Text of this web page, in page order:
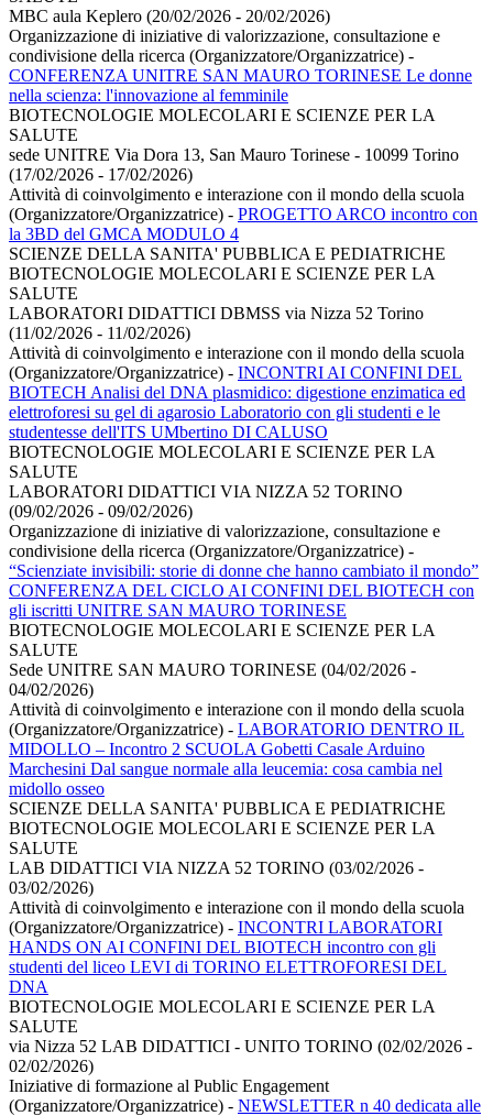
MBC aula Keplero (20/02/2026 - 20/02/2026)
Organizzazione di iniziative di valorizzazione, consultazione e
condivisione della ricerca (Organizzatore/Organizzatrice) -
CONFERENZA UNITRE SAN MAURO TORINESE Le donne
nella scienza: l'innovazione al femminile
BIOTECNOLOGIE MOLECOLARI E SCIENZE PER LA
SALUTE
sede UNITRE Via Dora 13, San Mauro Torinese - 10099 Torino
(17/02/2026 - 17/02/2026)
Attività di coinvolgimento e interazione con il mondo della scuola
(Organizzatore/Organizzatrice) - PROGETTO ARCO incontro con
la 3BD del GMCA MODULO 4
SCIENZE DELLA SANITA' PUBBLICA E PEDIATRICHE
BIOTECNOLOGIE MOLECOLARI E SCIENZE PER LA
SALUTE
LABORATORI DIDATTICI DBMSS via Nizza 52 Torino
(11/02/2026 - 11/02/2026)
Attività di coinvolgimento e interazione con il mondo della scuola
(Organizzatore/Organizzatrice) - INCONTRI AI CONFINI DEL
BIOTECH Analisi del DNA plasmidico: digestione enzimatica ed
elettroforesi su gel di agarosio Laboratorio con gli studenti e le
studentesse dell'ITS UMbertino DI CALUSO
BIOTECNOLOGIE MOLECOLARI E SCIENZE PER LA
SALUTE
LABORATORI DIDATTICI VIA NIZZA 52 TORINO
(09/02/2026 - 09/02/2026)
Organizzazione di iniziative di valorizzazione, consultazione e
condivisione della ricerca (Organizzatore/Organizzatrice) -
“Scienziate invisibili: storie di donne che hanno cambiato il mondo”
CONFERENZA DEL CICLO AI CONFINI DEL BIOTECH con
gli iscritti UNITRE SAN MAURO TORINESE
BIOTECNOLOGIE MOLECOLARI E SCIENZE PER LA
SALUTE
Sede UNITRE SAN MAURO TORINESE (04/02/2026 -
04/02/2026)
Attività di coinvolgimento e interazione con il mondo della scuola
(Organizzatore/Organizzatrice) - LABORATORIO DENTRO IL
MIDOLLO – Incontro 2 SCUOLA Gobetti Casale Arduino
Marchesini Dal sangue normale alla leucemia: cosa cambia nel
midollo osseo
SCIENZE DELLA SANITA' PUBBLICA E PEDIATRICHE
BIOTECNOLOGIE MOLECOLARI E SCIENZE PER LA
SALUTE
LAB DIDATTICI VIA NIZZA 52 TORINO (03/02/2026 -
03/02/2026)
Attività di coinvolgimento e interazione con il mondo della scuola
(Organizzatore/Organizzatrice) - INCONTRI LABORATORI
HANDS ON AI CONFINI DEL BIOTECH incontro con gli
studenti del liceo LEVI di TORINO ELETTROFORESI DEL
DNA
BIOTECNOLOGIE MOLECOLARI E SCIENZE PER LA
SALUTE
via Nizza 52 LAB DIDATTICI - UNITO TORINO (02/02/2026 -
02/02/2026)
Iniziative di formazione al Public Engagement
(Organizzatore/Organizzatrice) - NEWSLETTER n 40 dedicata alle